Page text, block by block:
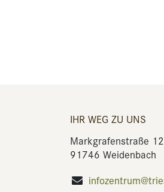
IHR WEG ZU UNS
Markgrafenstraße 12
91746 Weidenbach